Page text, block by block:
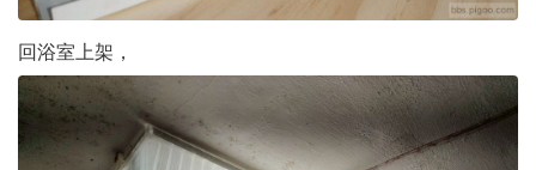
回浴室上架，